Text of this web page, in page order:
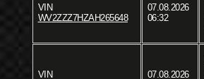
VIN
WV2ZZZ7HZAH265648
07.08.2026
06:32
VIN 07.08.2026